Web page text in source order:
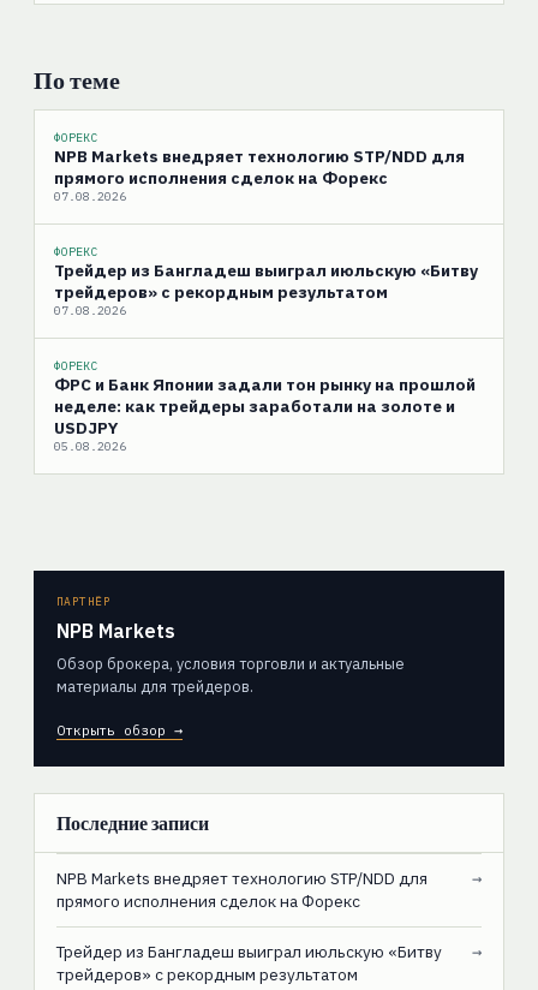
По теме
ФОРЕКС
NPB Markets внедряет технологию STP/NDD для
прямого исполнения сделок на Форекс
07.08.2026
ФОРЕКС
Трейдер из Бангладеш выиграл июльскую «Битву
трейдеров» с рекордным результатом
07.08.2026
ФОРЕКС
ФРС и Банк Японии задали тон рынку на прошлой
неделе: как трейдеры заработали на золоте и
USDJPY
05.08.2026
ПАРТНЁР
NPB Markets
Обзор брокера, условия торговли и актуальные
материалы для трейдеров.
Открыть обзор →
Последние записи
NPB Markets внедряет технологию STP/NDD для
прямого исполнения сделок на Форекс
→
Трейдер из Бангладеш выиграл июльскую «Битву
трейдеров» с рекордным результатом
→